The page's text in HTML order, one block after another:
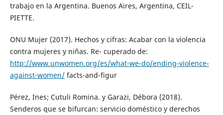
trabajo en la Argentina. Buenos Aires, Argentina, CEIL-
PIETTE.
ONU Mujer (2017). Hechos y cifras: Acabar con la violencia
contra mujeres y niñas. Re- cuperado de:
http://www.unwomen.org/es/what-we-do/ending-violence-
against-women/facts-and-figur
Pérez, Ines; Cutuli Romina. y Garazi, Débora (2018).
Senderos que se bifurcan: servicio doméstico y derechos